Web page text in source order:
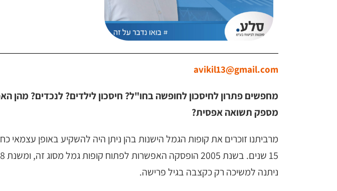
avikil13@gmail.com
מחפשים פתרון לחיסכון לחופשה בחו"ל? חיסכון לילדים? לנכדים? מהן
מספק תשואה אפסית?
מרביתנו זוכרים את קופות הגמל הישנות בהן ניתן היה להשקיע באופן עצמאי
ניתנה למשיכה רק כקצבה בגיל פרישה.